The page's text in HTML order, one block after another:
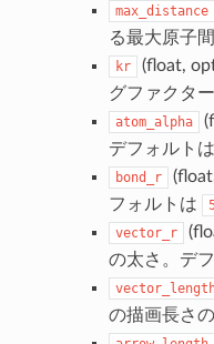
max_distance
る最大原子
kr
(float,
グファクタ
atom_alpha
デフォルトは
bond_r
フォルトは
vector_r
の太さ。デ
の描画長さ